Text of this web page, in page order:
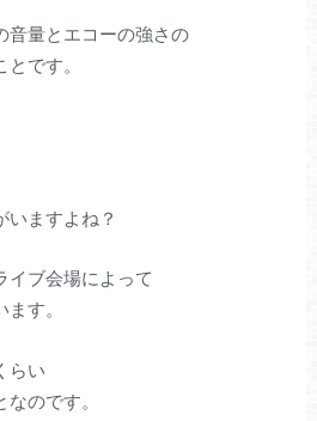
音量とエコーの強さの
とです。
いますよね？
イブ会場によって
す。
らい
のです。